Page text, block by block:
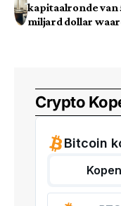
kapitaalronde van
miljard dollar
Crypto